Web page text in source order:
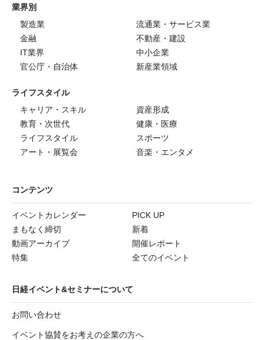
業界別
製造業
流通業・サービス業
金融
不動産・建設
IT業界
中小企業
官公庁・自治体
新産業領域
ライフスタイル
キャリア・スキル
資産形成
教育・次世代
健康・医療
ライフスタイル
スポーツ
アート・展覧会
音楽・エンタメ
コンテンツ
イベントカレンダー
PICK UP
まもなく締切
新着
動画アーカイブ
開催レポート
特集
全てのイベント
日経イベント&セミナーについて
お問い合わせ
イベント協賛をお考えの企業の方へ